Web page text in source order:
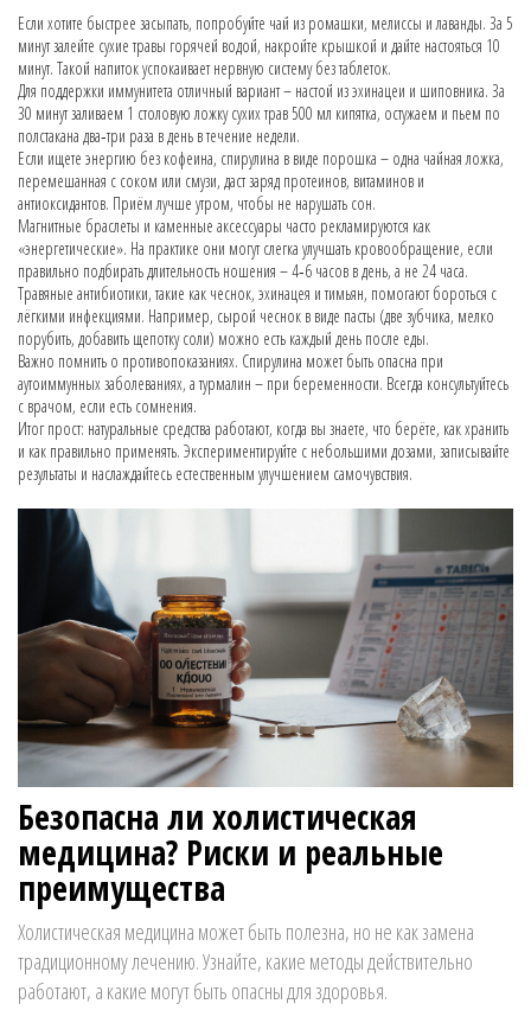
Если хотите быстрее засыпать, попробуйте чай из ромашки, мелиссы и лаванды. За 5
минут залейте сухие травы горячей водой, накройте крышкой и дайте настояться 10
минут. Такой напиток успокаивает нервную систему без таблеток.
Для поддержки иммунитета отличный вариант – настой из эхинацеи и шиповника. За
30 минут заливаем 1 столовую ложку сухих трав 500 мл кипятка, остужаем и пьем по
полстакана два‑три раза в день в течение недели.
Если ищете энергию без кофеина, спирулина в виде порошка – одна чайная ложка,
перемешанная с соком или смузи, даст заряд протеинов, витаминов и
антиоксидантов. Приём лучше утром, чтобы не нарушать сон.
Магнитные браслеты и каменные аксессуары часто рекламируются как
«энергетические». На практике они могут слегка улучшать кровообращение, если
правильно подбирать длительность ношения – 4‑6 часов в день, а не 24 часа.
Травяные антибиотики, такие как чеснок, эхинацея и тимьян, помогают бороться с
лёгкими инфекциями. Например, сырой чеснок в виде пасты (две зубчика, мелко
порубить, добавить щепотку соли) можно есть каждый день после еды.
Важно помнить о противопоказаниях. Спирулина может быть опасна при
аутоиммунных заболеваниях, а турмалин – при беременности. Всегда консультуйтесь
с врачом, если есть сомнения.
Итог прост: натуральные средства работают, когда вы знаете, что берёте, как хранить
и как правильно применять. Экспериментируйте с небольшими дозами, записывайте
результаты и наслаждайтесь естественным улучшением самочувствия.
Безопасна ли холистическая
медицина? Риски и реальные
преимущества
Холистическая медицина может быть полезна, но не как замена
традиционному лечению. Узнайте, какие методы действительно
работают, а какие могут быть опасны для здоровья.